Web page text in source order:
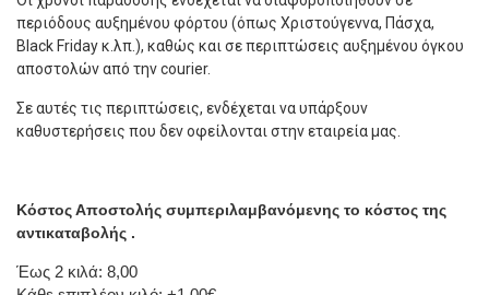
περιόδους αυξημένου φόρτου (όπως Χριστούγεννα, Πάσχα,
Black Friday κ.λπ.), καθώς και σε περιπτώσεις αυξημένου όγκου
αποστολών από την courier.
Σε αυτές τις περιπτώσεις, ενδέχεται να υπάρξουν
καθυστερήσεις που δεν οφείλονται στην εταιρεία μας.
Κόστος Αποστολής συμπεριλαμβανόμενης το κόστος της
αντικαταβολής .
Έως 2 κιλά: 8,00